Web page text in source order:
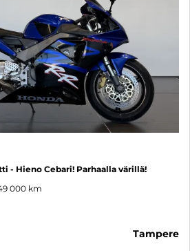
- Hieno Cebari! Parhaalla värillä!
000 km
tampere